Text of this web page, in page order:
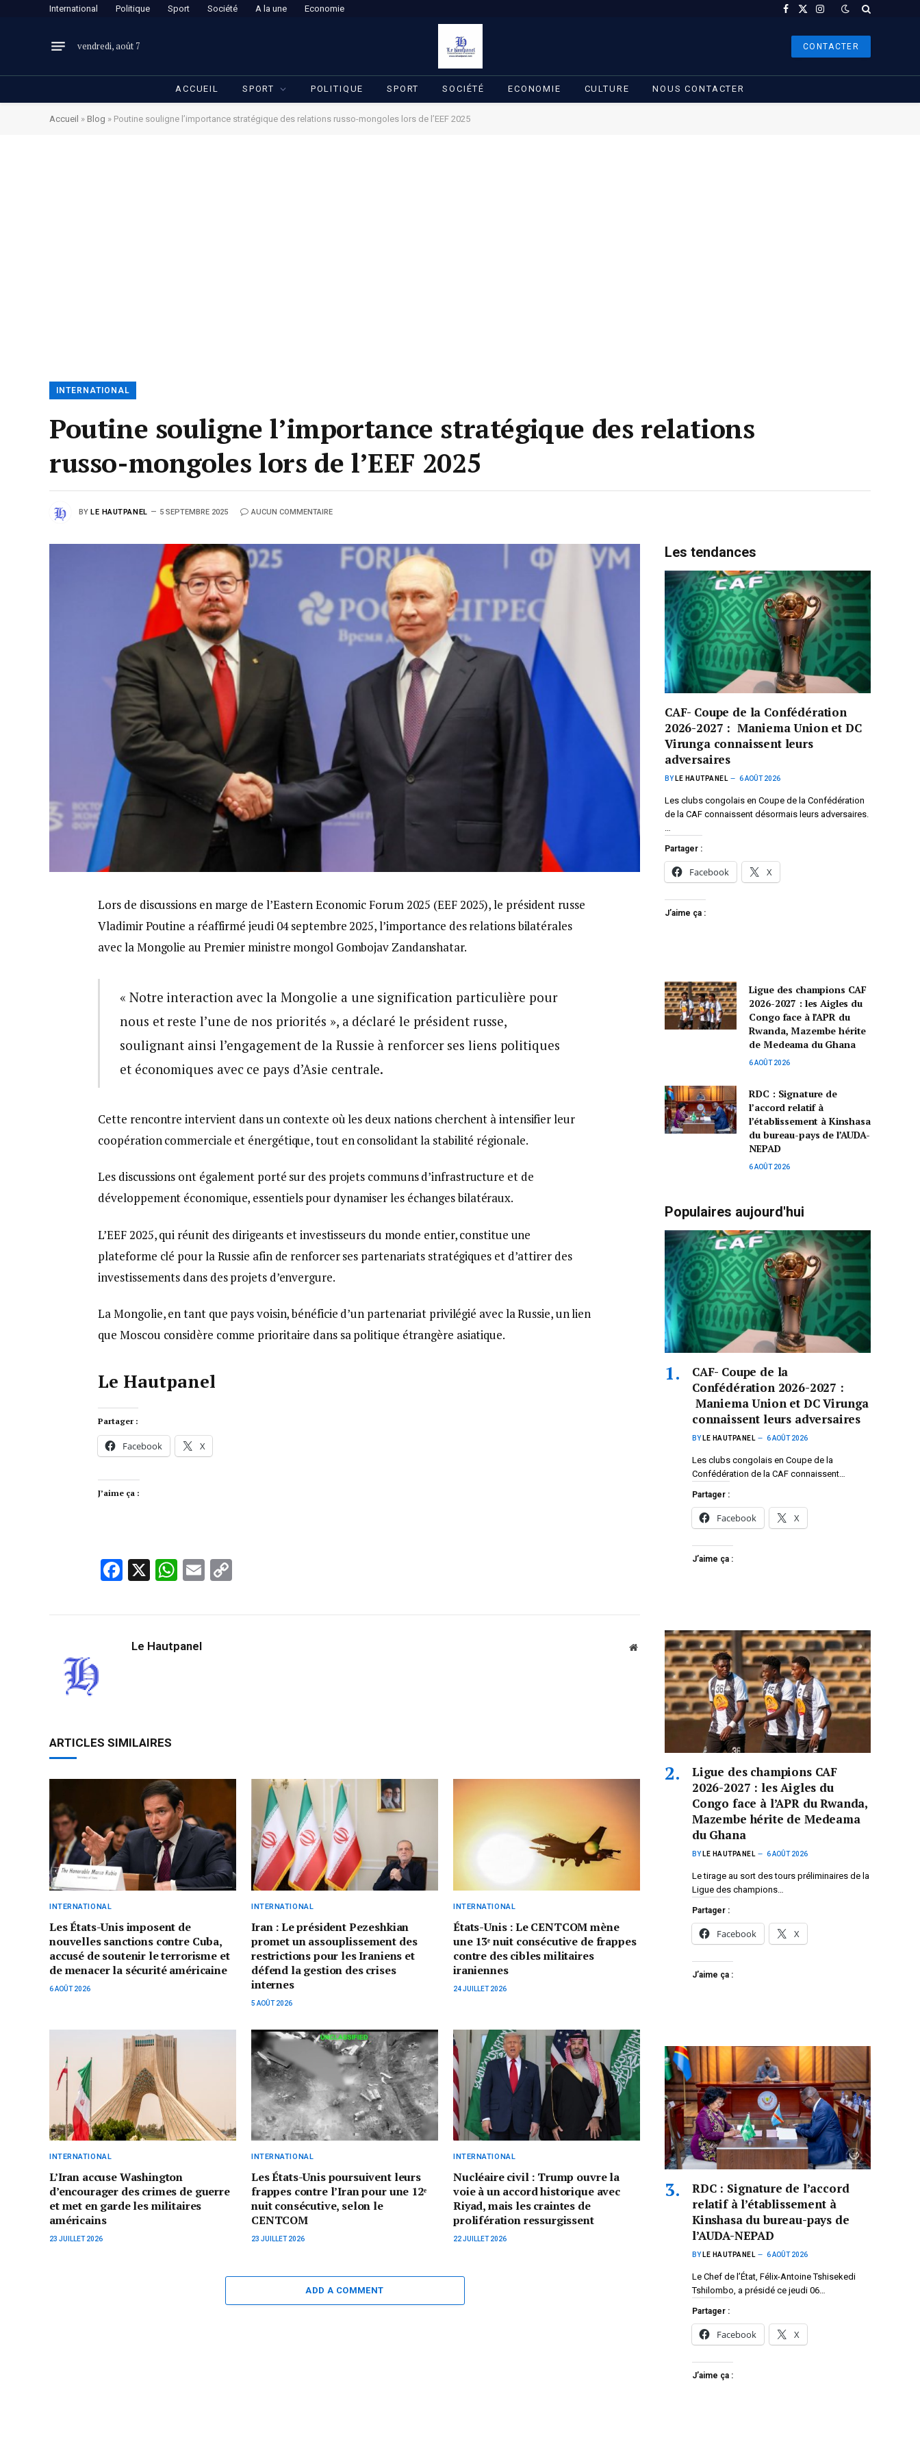
International Politique Sport Société A la une Economie Facebook
X
Instagram
vendredi, août 7 CONTACTER
ACCUEIL SPORT POLITIQUE SPORT SOCIÉTÉ ECONOMIE CULTURE NOUS CONTACTER
Accueil » Blog » Poutine souligne l’importance stratégique des relations russo-mongoles lors de l’EEF 2025
INTERNATIONAL
Poutine souligne l’importance stratégique des relations
russo-mongoles lors de l’EEF 2025
BY LE HAUTPANEL 5 SEPTEMBRE 2025 AUCUN COMMENTAIRE
Lors de discussions en marge de l’Eastern Economic Forum 2025 (EEF 2025), le président russe
Vladimir Poutine a réaffirmé jeudi 04 septembre 2025, l’importance des relations bilatérales
avec la Mongolie au Premier ministre mongol Gombojav Zandanshatar.
« Notre interaction avec la Mongolie a une signification particulière pour
nous et reste l’une de nos priorités », a déclaré le président russe,
soulignant ainsi l’engagement de la Russie à renforcer ses liens politiques
et économiques avec ce pays d’Asie centrale.
Cette rencontre intervient dans un contexte où les deux nations cherchent à intensifier leur
coopération commerciale et énergétique, tout en consolidant la stabilité régionale.
Les discussions ont également porté sur des projets communs d’infrastructure et de
développement économique, essentiels pour dynamiser les échanges bilatéraux.
L’EEF 2025, qui réunit des dirigeants et investisseurs du monde entier, constitue une
plateforme clé pour la Russie afin de renforcer ses partenariats stratégiques et d’attirer des
investissements dans des projets d’envergure.
La Mongolie, en tant que pays voisin, bénéficie d’un partenariat privilégié avec la Russie, un lien
que Moscou considère comme prioritaire dans sa politique étrangère asiatique.
Le Hautpanel
Partager :
Facebook X
J’aime ça :
Facebook
X WhatsApp
Email
Le Hautpanel Website
ARTICLES SIMILAIRES
INTERNATIONAL
Les États-Unis imposent de
nouvelles sanctions contre Cuba,
accusé de soutenir le terrorisme et
de menacer la sécurité américaine
6 AOÛT 2026
INTERNATIONAL
Iran : Le président Pezeshkian
promet un assouplissement des
restrictions pour les Iraniens et
défend la gestion des crises
internes
5 AOÛT 2026
INTERNATIONAL
États-Unis : Le CENTCOM mène
une 13ᵉ nuit consécutive de frappes
contre des cibles militaires
iraniennes
24 JUILLET 2026
INTERNATIONAL
L’Iran accuse Washington
d’encourager des crimes de guerre
et met en garde les militaires
américains
23 JUILLET 2026
INTERNATIONAL
Les États-Unis poursuivent leurs
frappes contre l’Iran pour une 12ᵉ
nuit consécutive, selon le
CENTCOM
23 JUILLET 2026
INTERNATIONAL
Nucléaire civil : Trump ouvre la
voie à un accord historique avec
Riyad, mais les craintes de
prolifération ressurgissent
22 JUILLET 2026
ADD A COMMENT
Les tendances
CAF- Coupe de la Confédération
2026-2027 : Maniema Union et DC
Virunga connaissent leurs
adversaires
BY LE HAUTPANEL 6 AOÛT 2026
Les clubs congolais en Coupe de la Confédération
de la CAF connaissent désormais leurs adversaires.
…
Partager :
Facebook X
J’aime ça :
Ligue des champions CAF
2026-2027 : les Aigles du
Congo face à l’APR du
Rwanda, Mazembe hérite
de Medeama du Ghana
6 AOÛT 2026
RDC : Signature de
l’accord relatif à
l’établissement à Kinshasa
du bureau-pays de l’AUDA-
NEPAD
6 AOÛT 2026
Populaires aujourd'hui
CAF- Coupe de la
Confédération 2026-2027 :
Maniema Union et DC Virunga
connaissent leurs adversaires
BY LE HAUTPANEL 6 AOÛT 2026
Les clubs congolais en Coupe de la
Confédération de la CAF connaissent…
Partager :
Facebook X
J’aime ça :
Ligue des champions CAF
2026-2027 : les Aigles du
Congo face à l’APR du Rwanda,
Mazembe hérite de Medeama
du Ghana
BY LE HAUTPANEL 6 AOÛT 2026
Le tirage au sort des tours préliminaires de la
Ligue des champions…
Partager :
Facebook X
J’aime ça :
RDC : Signature de l’accord
relatif à l’établissement à
Kinshasa du bureau-pays de
l’AUDA-NEPAD
BY LE HAUTPANEL 6 AOÛT 2026
Le Chef de l’État, Félix-Antoine Tshisekedi
Tshilombo, a présidé ce jeudi 06…
Partager :
Facebook X
J’aime ça :